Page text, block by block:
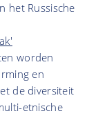
het Russische
worden
en
de diversiteit
etnische